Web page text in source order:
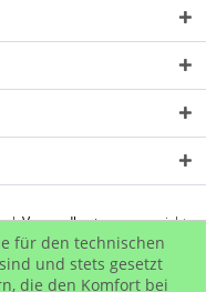
Versandkosten, wenn nicht
für den technischen
und stets gesetzt
die den Komfort bei